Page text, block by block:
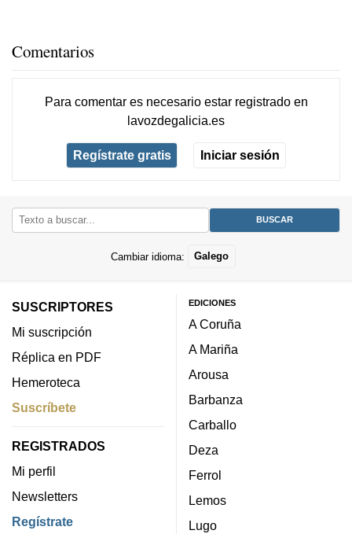
Comentarios
Para comentar es necesario estar registradoen
lavozdegalicia.es
Regístrate gratis Iniciar sesión
Cambiar idioma: Galego
SUSCRIPTORES
Mi suscripción
Réplica en PDF
Hemeroteca
Suscríbete
REGISTRADOS
Mi perfil
Newsletters
Regístrate
EDICIONES
A Coruña
A Mariña
Arousa
Barbanza
Carballo
Deza
Ferrol
Lemos
Lugo